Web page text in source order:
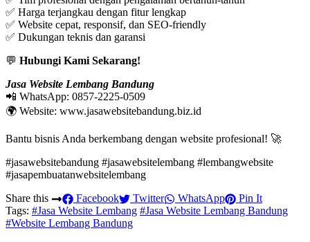
✅ Harga terjangkau dengan fitur lengkap
✅ Website cepat, responsif, dan SEO-friendly
✅ Dukungan teknis dan garansi
💬 Hubungi Kami Sekarang!
Jasa Website Lembang Bandung
📲 WhatsApp: 0857-2225-0509
🌍 Website: www.jasawebsitebandung.biz.id
Bantu bisnis Anda berkembang dengan website profesional! 🚀
#jasawebsitebandung #jasawebsitelembang #lembangwebsite
#jasapembuatanwebsitelembang
Share this
Facebook Twitter WhatsApp
Pin It
Tags: #Jasa Website Lembang #Jasa Website Lembang Bandung
#Website Lembang Bandung